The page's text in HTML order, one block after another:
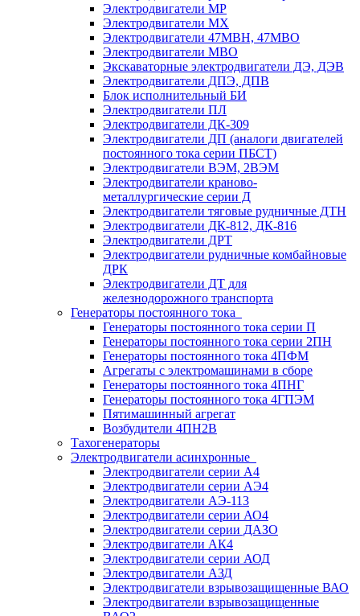
Электродвигатели МР
Электродвигатели MX
Электродвигатели 47MBH, 47МВО
Электродвигатели MBO
Экскаваторные электродвигатели ДЭ, ДЭВ
Электродвигатели ДПЭ, ДПВ
Блок исполнительный БИ
Электродвигатели ПЛ
Электродвигатели ДК-309
Электродвигатели ДП (аналоги двигателей
постоянного тока серии ПБСТ)
Электродвигатели ВЭМ, 2ВЭМ
Электродвигатели краново-
металлургические серии Д
Электродвигатели тяговые рудничные ДТН
Электродвигатели ДК-812, ДК-816
Электродвигатели ДРТ
Электродвигатели рудничные комбайновые
ДРК
Электродвигатели ДТ для
железнодорожного транспорта
Генераторы постоянного тока
Генераторы постоянного тока серии П
Генераторы постоянного тока серии 2ПН
Генераторы постоянного тока 4ПФМ
Агрегаты с электромашинами в сборе
Генераторы постоянного тока 4ПНГ
Генераторы постоянного тока 4ГПЭМ
Пятимашинный агрегат
Возбудители 4ПН2В
Тахогенераторы
Электродвигатели асинхронные
Электродвигатели серии А4
Электродвигатели серии АЭ4
Электродвигатели АЭ-113
Электродвигатели серии АО4
Электродвигатели серии ДАЗО
Электродвигатели АК4
Электродвигатели серии АОД
Электродвигатели АЗД
Электродвигатели взрывозащищенные ВАО
Электродвигатели взрывозащищенные